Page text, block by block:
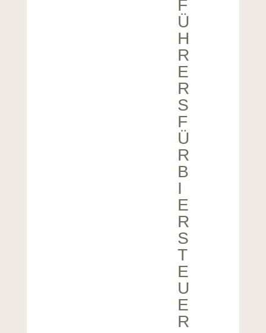
F
Ü
H
R
E
R
S
F
Ü
R
B
I
E
R
S
T
E
U
E
R